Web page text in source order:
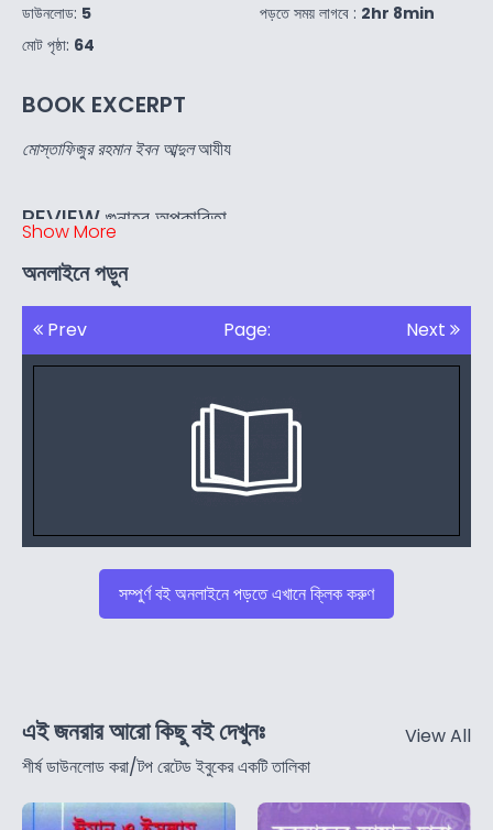
ডাউনলোড: 5
মোট পৃষ্ঠা: 64
পড়তে সময় লাগবে : 2hr 8min
BOOK EXCERPT
মোস্তাফিজুর রহমান ইবন আব্দুলআযীয
REVIEW গুনাহর অপকারিতা.
আপনার ই-মেইল এ্যাড্রেস প্রকাশিত হবে না।
Your Review*
Email*
Show More
অনলাইনে পড়ুন
Prev Page: Next
সম্পুর্ণ বই অনলাইনে পড়তে এখানে ক্লিক করুণ
এই জনরার আরো কিছু বই দেখুনঃ
শীর্ষ ডাউনলোড করা/টপ রেটেড ইবুকের একটি তালিকা
View All